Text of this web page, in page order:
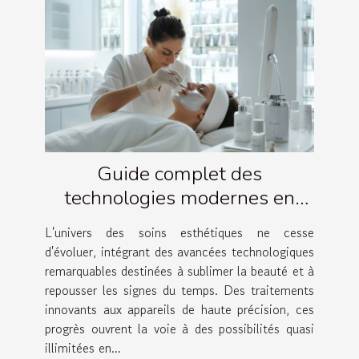
Guide complet des
technologies modernes en
soins esthétiques
L'univers des soins esthétiques ne cesse
d'évoluer, intégrant des avancées technologiques
remarquables destinées à sublimer la beauté et à
repousser les signes du temps. Des traitements
innovants aux appareils de haute précision, ces
progrès ouvrent la voie à des possibilités quasi
illimitées en...